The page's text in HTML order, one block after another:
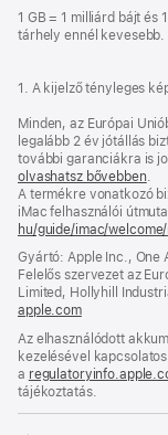
1 GB = 1 milliárd bájt és
tárhely ennél kevesebb.
1. A kijelző tényleges
Minden, az Európai
legalább 2 év jótállás
további garanciákra is
olvashatsz bővebben
A termékre vonatkozó
iMac felhasználói
hu/guide/imac/
Gyártó: Apple Inc., One
Felelős szervezet az
Limited, Hollyhill
apple.com(új
nyílik
meg)
Az elhasználódott
kezelésével
a
tájékoztatás.